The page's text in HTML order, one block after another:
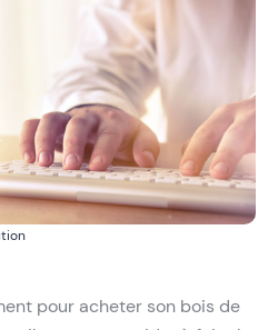
pour acheter son bois de